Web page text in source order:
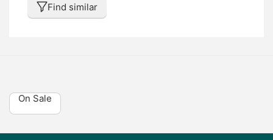
Find similar
On Sale